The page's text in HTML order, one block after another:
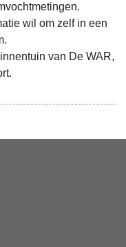
wil om zelf in een
van De WAR,